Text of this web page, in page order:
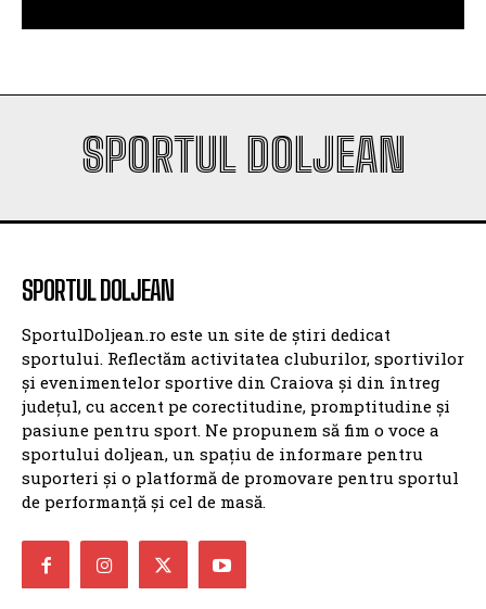
SPORTUL DOLJEAN
SPORTUL DOLJEAN
SportulDoljean.ro este un site de știri dedicat
sportului. Reflectăm activitatea cluburilor, sportivilor
și evenimentelor sportive din Craiova și din întreg
județul, cu accent pe corectitudine, promptitudine și
pasiune pentru sport. Ne propunem să fim o voce a
sportului doljean, un spațiu de informare pentru
suporteri și o platformă de promovare pentru sportul
de performanță și cel de masă.